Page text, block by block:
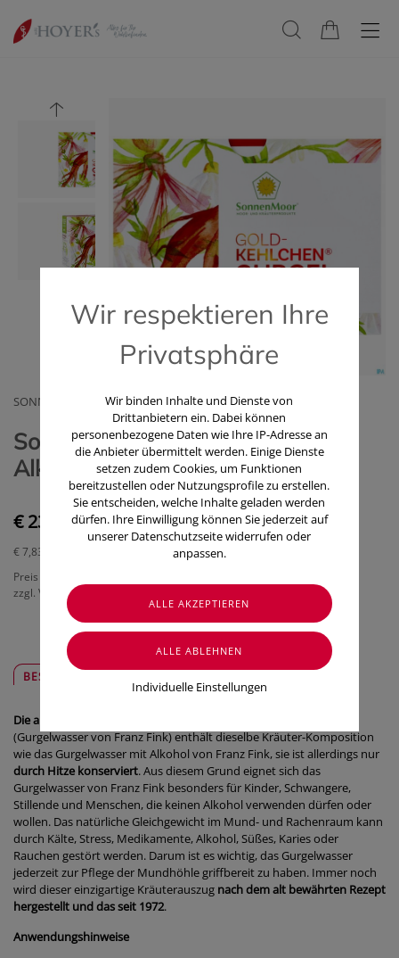
SONNENMOOR GMBH
Sonnenmoor Gurgelwasser ohne
Alkohol 3x100 300ml
€ 23,50
€ 7,83
Preis inkl. MwSt.
zzgl. Versandkosten
BESCHREIBUNG
Die alkoholfreie Variante vom Kräuterauszug zum Gurgeln
(Gurgelwasser von Franz Fink) enthält dieselbe Kräuter-Komposition
wie das Gurgelwasser mit Alkohol von Franz Fink, sie ist allerdings nur
durch Hitze konserviert. Aus diesem Grund eignet sich das
Gurgelwasser von Franz Fink besonders für Kinder, Schwangere,
Stillende und Menschen, die keinen Alkohol verwenden dürfen oder
wollen. Das natürliche Gleichgewicht im Mund- und Rachenraum kann
durch Kälte, Stress, Medikamente, Alkohol, Süßes, Karies oder
Rauchen gestört werden. Darum ist es wichtig, das Gurgelwasser
jederzeit zur Pflege der Mundhöhle griffbereit zu haben. Immer noch
wird dieser einzigartige Kräuterauszug nach dem alt bewährten Rezept
hergestellt und das seit 1972.
Anwendungshinweise
Wir respektieren Ihre
Privatsphäre
Wir binden Inhalte und Dienste von
Drittanbietern ein. Dabei können
personenbezogene Daten wie Ihre IP-Adresse an
die Anbieter übermittelt werden. Einige Dienste
setzen zudem Cookies, um Funktionen
bereitzustellen oder Nutzungsprofile zu erstellen.
Sie entscheiden, welche Inhalte geladen werden
dürfen. Ihre Einwilligung können Sie jederzeit auf
unserer Datenschutzseite widerrufen oder
anpassen.
Individuelle Einstellungen